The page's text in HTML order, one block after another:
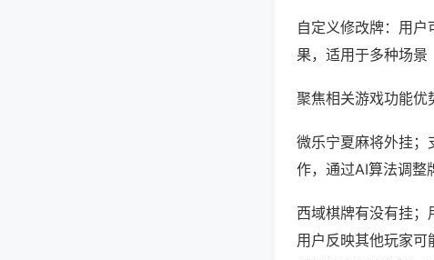
自定义修改牌：用户
果，适用于多种场景
聚焦相关游戏功能优
微乐宁夏麻将外挂；
作，通过AI算法调整
西域棋牌有没有挂；
用户反映其他玩家可